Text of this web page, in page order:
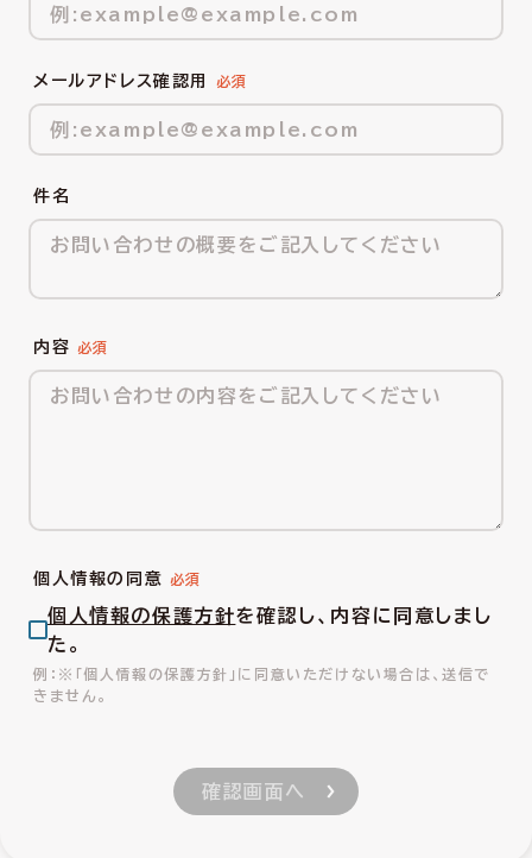
メールアドレス確認用
件名
内容
個人情報の同意
個人情報の保護方針を確認し、内容に同意しまし
た。
※「個人情報の保護方針」に同意いただけない場合は、送信で
きません。